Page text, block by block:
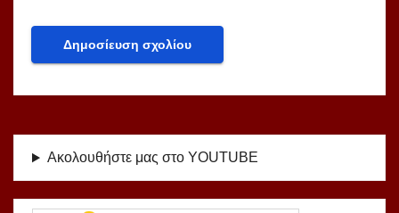
Ακολουθήστε μας στο YOUTUBE